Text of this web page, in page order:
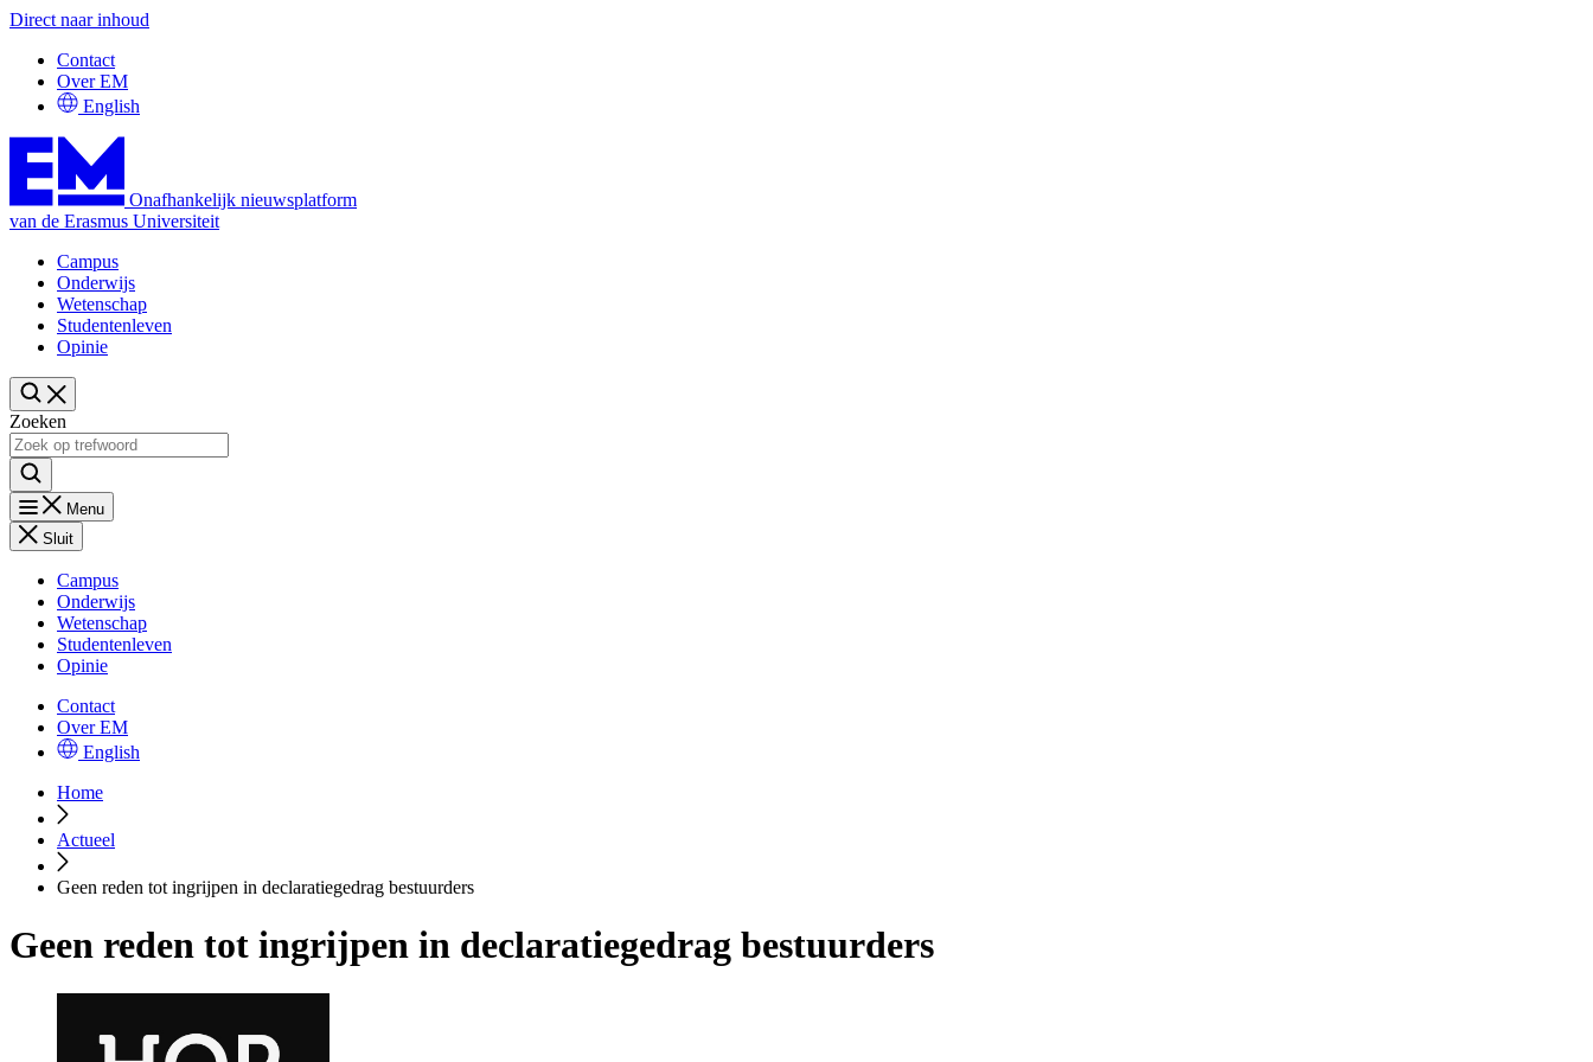
Direct naar inhoud
Contact
Over EM
English
Onafhankelijk nieuwsplatform
van de Erasmus Universiteit
Campus
Onderwijs
Wetenschap
Studentenleven
Opinie
Zoeken
Menu
Sluit
Campus
Onderwijs
Wetenschap
Studentenleven
Opinie
Contact
Over EM
English
Home
Actueel
Geen reden tot ingrijpen in declaratiegedrag bestuurders
Geen reden tot ingrijpen in declaratiegedrag bestuurders